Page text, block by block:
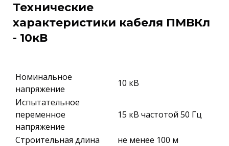
Технические
характеристики кабеля ПМВКл
- 10кВ
Номинальное
напряжение
10 кВ
Испытательное
переменное
напряжение
15 кВ частотой 50 Гц
Строительная длина
не менее 100 м